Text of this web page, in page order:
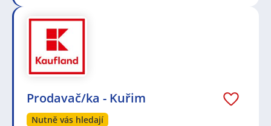
Prodavač/ka - Kuřim
Nutně vás hledají